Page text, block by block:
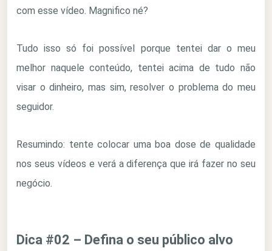
com esse vídeo. Magnifico né?
Tudo isso só foi possível porque tentei dar o meu
melhor naquele conteúdo, tentei acima de tudo não
visar o dinheiro, mas sim, resolver o problema do meu
seguidor.
Resumindo: tente colocar uma boa dose de qualidade
nos seus vídeos e verá a diferença que irá fazer no seu
negócio.
Dica #02 – Defina o seu público alvo